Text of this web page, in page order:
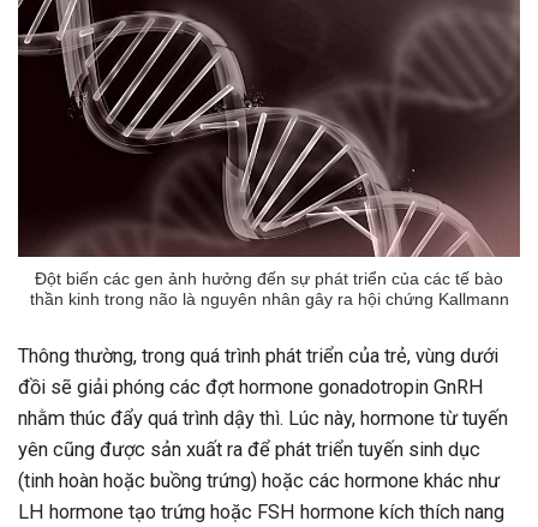
Đột biến các gen ảnh hưởng đến sự phát triển của các tế bào
thần kinh trong não là nguyên nhân gây ra hội chứng Kallmann
Thông thường, trong quá trình phát triển của trẻ, vùng dưới
đồi sẽ giải phóng các đợt hormone gonadotropin GnRH
nhằm thúc đẩy quá trình dậy thì. Lúc này, hormone từ tuyến
yên cũng được sản xuất ra để phát triển tuyến sinh dục
(tinh hoàn hoặc buồng trứng) hoặc các hormone khác như
LH hormone tạo trứng hoặc FSH hormone kích thích nang